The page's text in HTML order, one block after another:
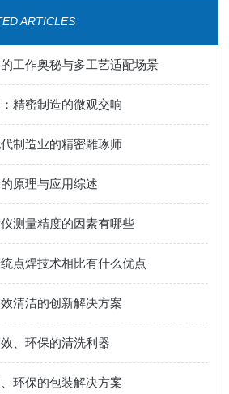
ARTICLES
工作奥秘与多工艺适配场景
精密制造的微观交响
制造业的精密雕琢师
原理与应用综述
测量精度的因素有哪些
点焊技术相比有什么优点
清洁的创新解决方案
、环保的清洗利器
环保的包装解决方案